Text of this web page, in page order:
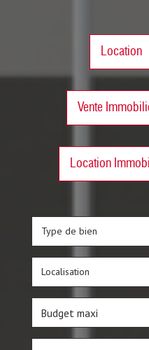
Location
Vente
Location
Type de bien
Localisation